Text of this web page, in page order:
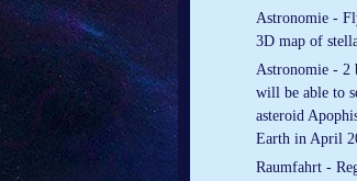
Astronomie -
3D map of
Astronomie - 2
will be able to
asteroid
Earth in April
Raumfahrt -